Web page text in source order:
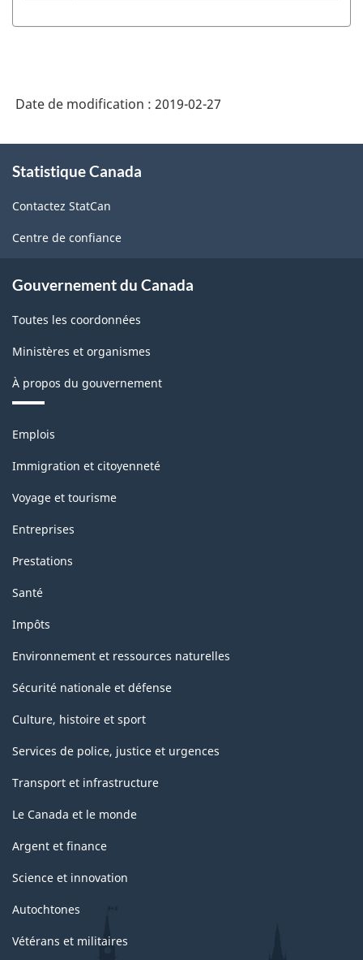
tourisme
-
Structure
de
classification
Date de modification : 2019-02-27
propos
ce
site
Statistique Canada
Contactez StatCan
Centre de confiance
Gouvernement du Canada
Toutes les coordonnées
Ministères et organismes
À propos du gouvernement
Thèmes
sujets
Emplois
Immigration et citoyenneté
Voyage et tourisme
Entreprises
Prestations
Santé
Impôts
Environnement et ressources naturelles
Sécurité nationale et défense
Culture, histoire et sport
Services de police, justice et urgences
Transport et infrastructure
Le Canada et le monde
Argent et finance
Science et innovation
Autochtones
Vétérans et militaires